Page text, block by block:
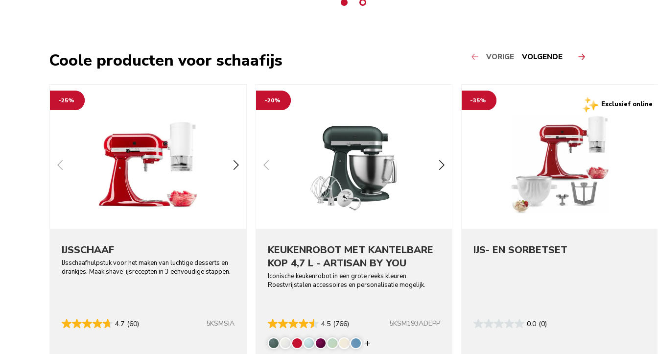
Coole producten voor schaafijs VORIGE VOLGENDE
-25%
IJSSCHAAF
IJsschaafhulpstuk voor het maken van luchtige desserts en
drankjes. Maak shave-ijsrecepten in 3 eenvoudige stappen.
4.7 (60) 5KSMSIA
-20%
KEUKENROBOT MET KANTELBARE
KOP 4,7 L - ARTISAN BY YOU
Iconische keukenrobot in een grote reeks kleuren.
Roestvrijstalen accessoires en personalisatie mogelijk.
4.5 (766) 5KSM193ADEPP
Display more colors
-35% Exclusief online
IJS- EN SORBETSET
0.0 (0)